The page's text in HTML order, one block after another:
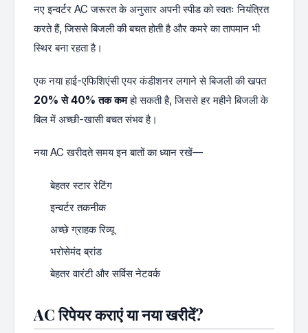
नए इन्वर्टर AC जरूरत के अनुसार अपनी स्पीड को स्वतः नियंत्रित
करते हैं, जिससे बिजली की बचत होती है और कमरे का तापमान भी
स्थिर बना रहता है।
एक नया हाई-एफिशिएंसी एयर कंडीशनर लगाने से बिजली की खपत
20% से 40% तक कमहो सकती है, जिससे हर महीने बिजली के
बिल में अच्छी-खासी बचत संभव है।
नया AC खरीदते समय इन बातों का ध्यान रखें—
बेहतर स्टार रेटिंग
इन्वर्टर तकनीक
अच्छे ग्राहक रिव्यू
भरोसेमंद ब्रांड
बेहतर वारंटी और सर्विस नेटवर्क
AC रिपेयर कराएं या नया खरीदें?